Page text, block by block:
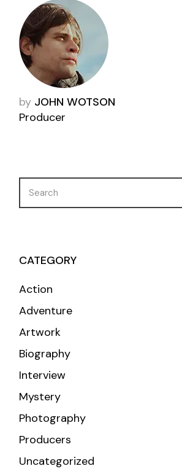
by JOHN WOTSON
Producer
CATEGORY
Action
Adventure
Artwork
Biography
Interview
Mystery
Photography
Producers
Uncategorized